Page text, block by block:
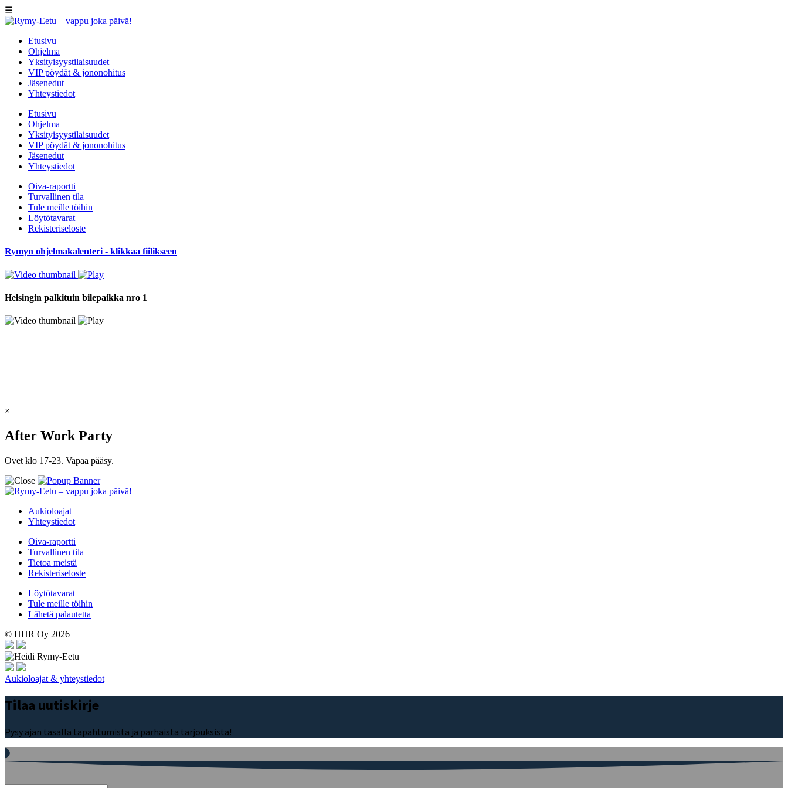
☰
Etusivu
Ohjelma
Yksityisyystilaisuudet
VIP pöydät & jononohitus
Jäsenedut
Yhteystiedot
Etusivu
Ohjelma
Yksityisyystilaisuudet
VIP pöydät & jononohitus
Jäsenedut
Yhteystiedot
Oiva-raportti
Turvallinen tila
Tule meille töihin
Löytötavarat
Rekisteriseloste
Rymyn ohjelmakalenteri - klikkaa fiilikseen
Helsingin palkituin bilepaikka nro 1
×
After Work Party
Ovet klo 17-23. Vapaa pääsy.
Aukioloajat
Yhteystiedot
Oiva-raportti
Turvallinen tila
Tietoa meistä
Rekisteriseloste
Löytötavarat
Tule meille töihin
Lähetä palautetta
© HHR Oy 2026
Aukioloajat & yhteystiedot
Tilaa uutiskirje
Pysy ajan tasalla tapahtumista ja parhaista tarjouksista!